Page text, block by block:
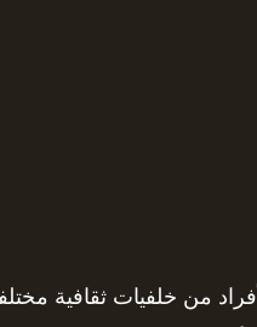
من خلفيات ثقافية